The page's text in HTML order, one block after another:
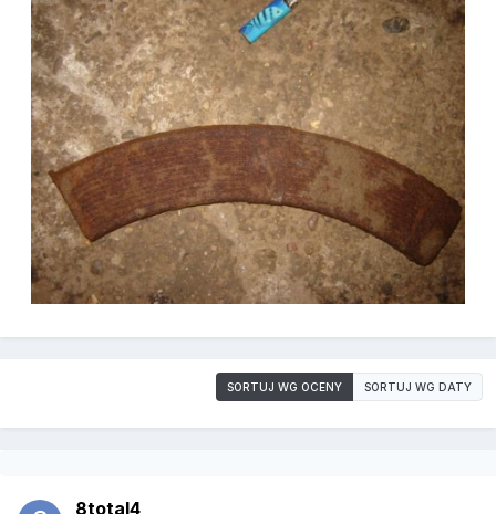
SORTUJ WG OCENY SORTUJ WG DATY
8total4